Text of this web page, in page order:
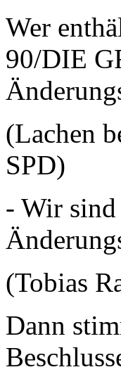
Wer
90/DIE
(Lachen
SPD)
- Wir
(Tobias
Dann